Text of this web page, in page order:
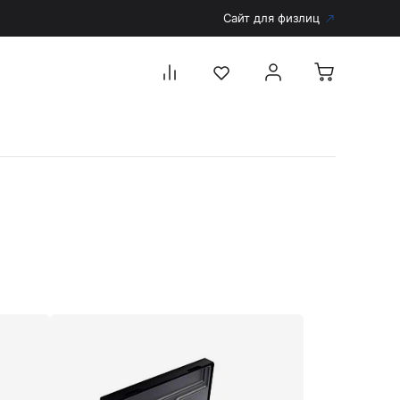
Сайт для физлиц
Аккумуляторы и зарядные устройства
Рукоятки для диагностических приборов